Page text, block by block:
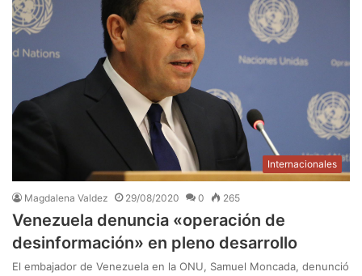
Internacionales
Magdalena Valdez 29/08/2020 0 265
Venezuela denuncia «operación de
desinformación» en pleno desarrollo
El embajador de Venezuela en la ONU, Samuel Moncada, denunció